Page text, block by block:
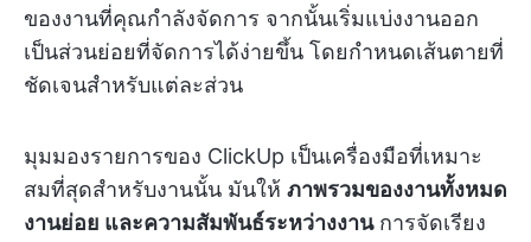
ของงานที่คุณกำลังจัดการ จากนั้นเริ่มแบ่งงานออก
เป็นส่วนย่อยที่จัดการได้ง่ายขึ้น โดยกำหนดเส้นตายที่
ชัดเจนสำหรับแต่ละส่วน
มุมมองรายการของ ClickUp เป็นเครื่องมือที่เหมาะ
สมที่สุดสำหรับงานนั้น มันให้ ภาพรวมของงานทั้งหมด
งานย่อย และความสัมพันธ์ระหว่างงานการจัดเรียง